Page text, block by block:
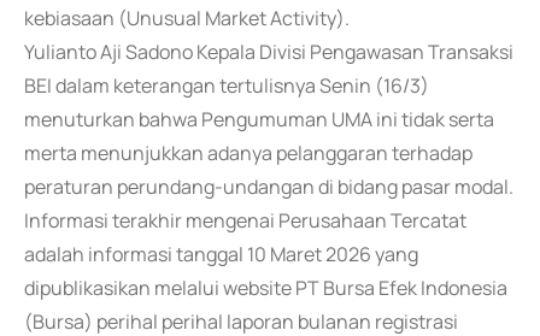
kebiasaan (Unusual Market Activity).
Yulianto Aji Sadono Kepala Divisi Pengawasan Transaksi
BEI dalam keterangan tertulisnya Senin (16/3)
menuturkan bahwa Pengumuman UMA ini tidak serta
merta menunjukkan adanya pelanggaran terhadap
peraturan perundang-undangan di bidang pasar modal.
Informasi terakhir mengenai Perusahaan Tercatat
adalah informasi tanggal 10 Maret 2026 yang
dipublikasikan melalui website PT Bursa Efek Indonesia
(Bursa) perihal perihal laporan bulanan registrasi